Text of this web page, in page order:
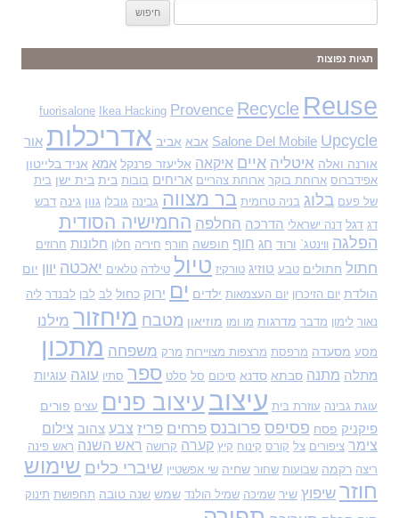
פ
ו
:
תגיות נפוצות
fuorisalone Ikea Hacking Provence Recycle Reuse
Salone Del Mobile Upcycle אבא אביב אדריכלות אור
אורנה ואלה איטליה איים איקאה אליעזר פרנקל אמא אניד בלייטון
אפידברוס ארוחת בוקר ארוחת צהריים אריחים בובות בית בית ישן בית
של פעם בלוג בניה טרומית בר מצווה גבינה גובלן גוון גינה דבש
דג דגל דנה ישראלי הדרכה החלפה החמישיה הסודית
הפלגה ווינטג` ורוד חג חוף חופשה חורף חיריה חלון חלונות חרוזים
חתול חתולים טבע טוזיג טורקיז טיול טילדה טלאים יאכטה יוון יום
הולדת יום הזיכרון יום העצמאות ילדים ים ירוק כחול לב לבן לבנדר ליה
נאור לימון מדבר מדרגות מו ומו מוזיאון מטבח מיחזור מילנו
מסע מסעדה מרפסת מרצפות מצויירות מרק משפחה מתכון
מתלה מתנה סבתא סדנא סיכום סל סלט ספר סתיו עוגה עוגיות
עוגת גבינה עוזרת בית עיצוב עיצוב פנים עצים פורים
פיקניק פסח פסיפס פרובנס פרחים פריז צבע צהוב צילום
צימר ציפורים צל קורס קינוח קיץ קערה קרושה ראש השנה ראש פינה
ריצה רקמה שבועות שחור שחיה שי אפשטיין שיברי כלים שימוש
חוזר שיפוץ שיר שמיכה שמיל הולנד שמש שנה טובה תחפושת תינוק